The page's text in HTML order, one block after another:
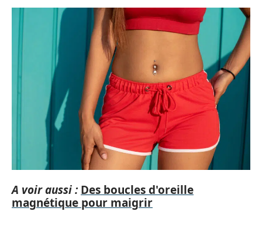
A voir aussi : Des boucles d'oreille
magnétique pour maigrir